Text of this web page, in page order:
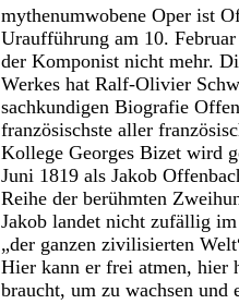
mythenumwobene Oper ist
Uraufführung am 10.
der Komponist nicht mehr.
Werkes hat Ralf-Olivier
sachkundigen Biografie
französischste aller
Kollege Georges Bizet wird
Juni 1819 als Jakob
Reihe der berühmten
Jakob landet nicht zufällig
„der ganzen zivilisierten
Hier kann er frei atmen, hier
braucht, um zu wachsen und